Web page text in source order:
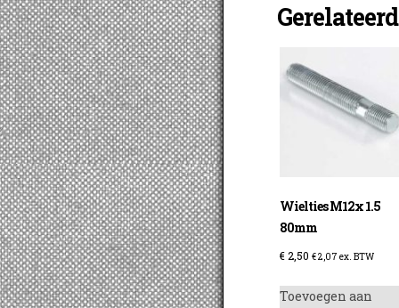
Wielties M12x 1.5
80mm
€2,50 €2,07 ex. BTW
Toevoegen aan